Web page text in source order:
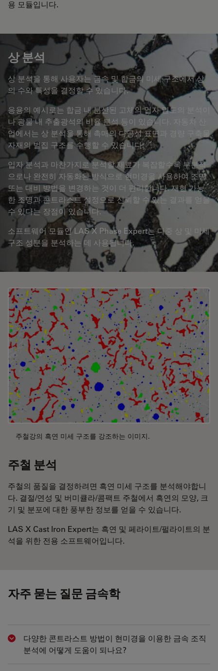
용 모듈입니다.
상 분석
상 분석을 통해 사용자는 금속 및 합금의 미세 구조에서 상
의 수와 특성을 결정할 수 있습니다.
응용의 예시로는 합금 내 분산된 고체의 입자 밀도의 분석이
나 광물 내 추출광석의 비율 분석 등이 있습니다. 자동차 산
업에서는 상 분석을 통해 촉매의 다공성 표면과 경량 구축물
자재의 벌집 구조를 수행할 수 있습니다.
입자 분석과 마찬가지로 분석할 재료가 복잡할수록 부분적
으로나 완전히 자동화된 방식으로 현미경을 사용하여 조명
또는 대비 방법을 변경하는 것이 더 편리합니다. 재현 가능
한 조명과 콘트라스트 설정으로 신뢰할 수 있는 결과를 얻을
수 있다는 장점이 있습니다.
소프트웨어 모듈인 LAS X Phase Expert는 다중 상 및 미세
구조 성분을 분석하는 데 사용됩니다.
주철강의 흑연 미세 구조를 강조하는 이미지.
주철 분석
주철의 품질을 결정하려면 흑연 미세 구조를 분석해야합니
다. 결절/연성 및 버미큘라/콤팩트 주철에서 흑연의 모양, 크
기 및 분포에 대한 풍부한 정보를 얻을 수 있습니다.
LAS X Cast Iron Expert는 흑연 및 페라이트/펄라이트의 분
석을 위한 전용 소프트웨어입니다.
자주 묻는 질문 금속학
Show answer
다양한 콘트라스트 방법이 현미경을 이용한 금속 조직
분석에 어떻게 도움이 되나요?